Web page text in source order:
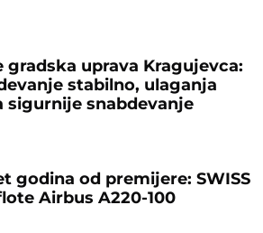
gradska uprava Kragujevca:
stabilno, ulaganja
sigurnije snabdevanje
godina od premijere: SWISS
Airbus A220-100